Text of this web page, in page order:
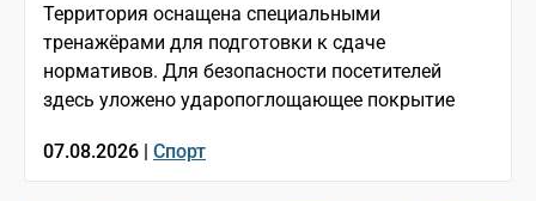
Территория оснащена специальными
тренажёрами для подготовки к сдаче
нормативов. Для безопасности посетителей
здесь уложено ударопоглощающее покрытие
07.08.2026 | Спорт